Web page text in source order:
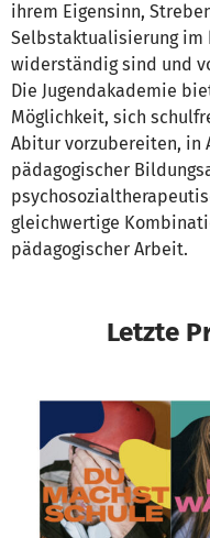
ihrem Eigensinn,
Selbstaktualisierung im
widerständig sind und
Die Jugendakademie
Möglichkeit, sich
Abitur vorzubereiten, in
pädagogischer
gleichwertige
pädagogischer Arbeit.
Letzte